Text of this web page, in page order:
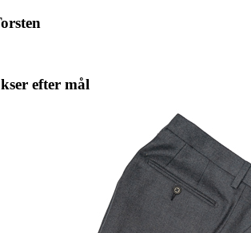
efter mål